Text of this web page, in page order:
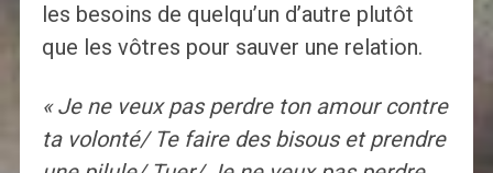
les besoins de quelqu’un d’autre plutôt
que les vôtres pour sauver une relation.
« Je ne veux pas perdre ton amour contre
ta volonté/ Te faire des bisous et prendre